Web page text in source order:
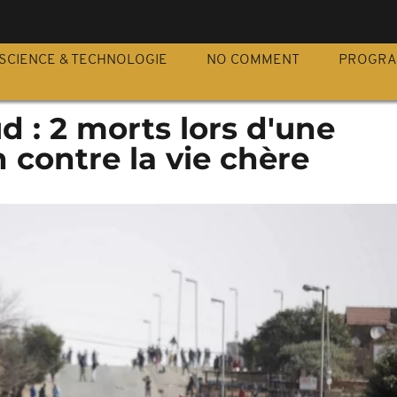
SCIENCE & TECHNOLOGIE NO COMMENT
: 2 morts lors d'une
contre la vie chère